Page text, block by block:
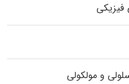
فیزیکی
و مولکولی